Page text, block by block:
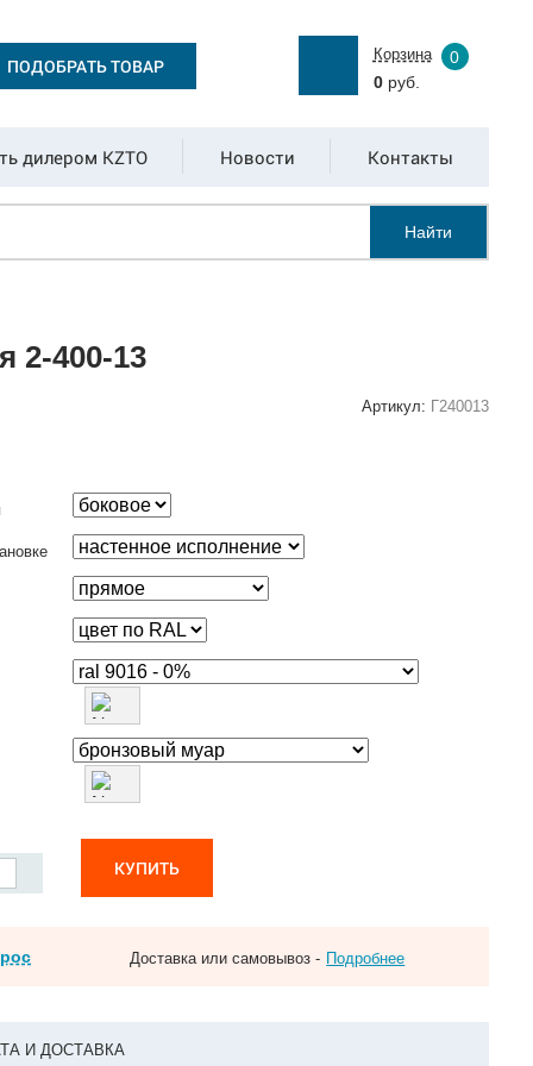
ПОДОБРАТЬ ТОВАР
Корзина
0
0руб.
дилером KZTO Новости Контакты
Найти
2-400-13
Артикул: Г240013
КУПИТЬ
Доставка или самовывоз - Подробнее
И ДОСТАВКА